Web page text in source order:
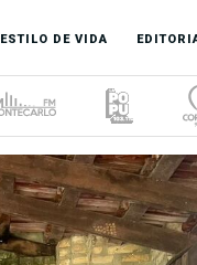
ESTILO DE VIDA